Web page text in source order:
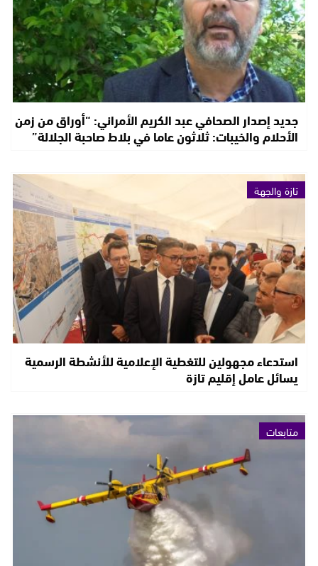
جديد إصدار الصحافي عبد الكريم الأمراني: “أوراق من زمن
الأحلام والخيبات: ثلاثون عاما في بلاط صاحبة الجلالة”
تازة والجهة
استدعاء مجهولين للتغطية الإعلامية للأنشطة الرسمية
يسائل عامل إقليم تازة
متابعات